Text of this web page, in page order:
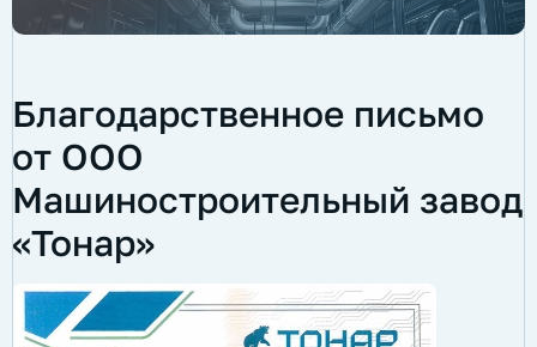
Благодарственное письмо
от ООО
Машиностроительный завод
«Тонар»